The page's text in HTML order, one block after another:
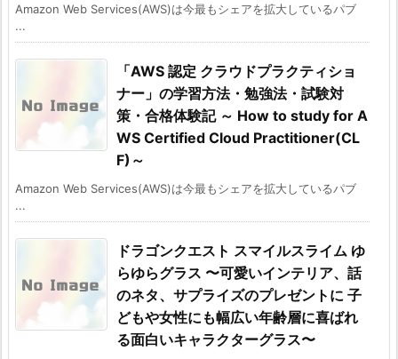
Amazon Web Services(AWS)は今最もシェアを拡大しているパブ
...
「AWS 認定 クラウドプラクティショ
ナー」の学習方法・勉強法・試験対
策・合格体験記 ～ How to study for A
WS Certified Cloud Practitioner(CL
F)～
Amazon Web Services(AWS)は今最もシェアを拡大しているパブ
...
ドラゴンクエスト スマイルスライム ゆ
らゆらグラス 〜可愛いインテリア、話
のネタ、サプライズのプレゼントに 子
どもや女性にも幅広い年齢層に喜ばれ
る面白いキャラクターグラス〜